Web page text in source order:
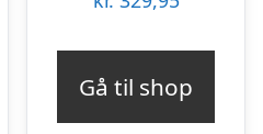
Gå til shop